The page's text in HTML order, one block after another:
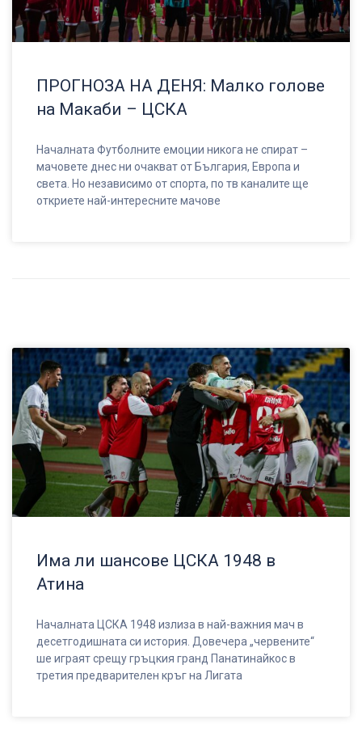
ПРОГНОЗА НА ДЕНЯ: Малко голове
на Макаби – ЦСКА
Началната Футболните емоции никога не спират –
мачовете днес ни очакват от България, Европа и
света. Но независимо от спорта, по тв каналите ще
откриете най-интересните мачове
Има ли шансове ЦСКА 1948 в
Атина
Началната ЦСКА 1948 излиза в най-важния мач в
десетгодишната си история. Довечера „червените“
ше играят срещу гръцкия гранд Панатинайкос в
третия предварителен кръг на Лигата